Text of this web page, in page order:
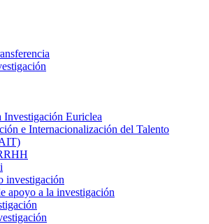
Investigación Euriclea
e Internacionalización del Talento
investigación
apoyo a la investigación